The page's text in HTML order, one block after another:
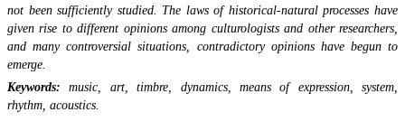
not been sufficiently studied. The laws of historical-natural processes have
given rise to different opinions among culturologists and other researchers,
and many controversial situations, contradictory opinions have begun to
emerge.
Keywords: music, art, timbre, dynamics, means of expression, system,
rhythm, acoustics.